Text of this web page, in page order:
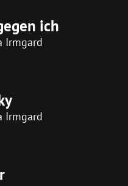
ich
Irmgard
Irmgard